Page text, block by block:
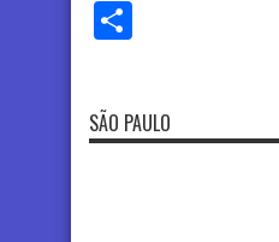
SÃO PAULO